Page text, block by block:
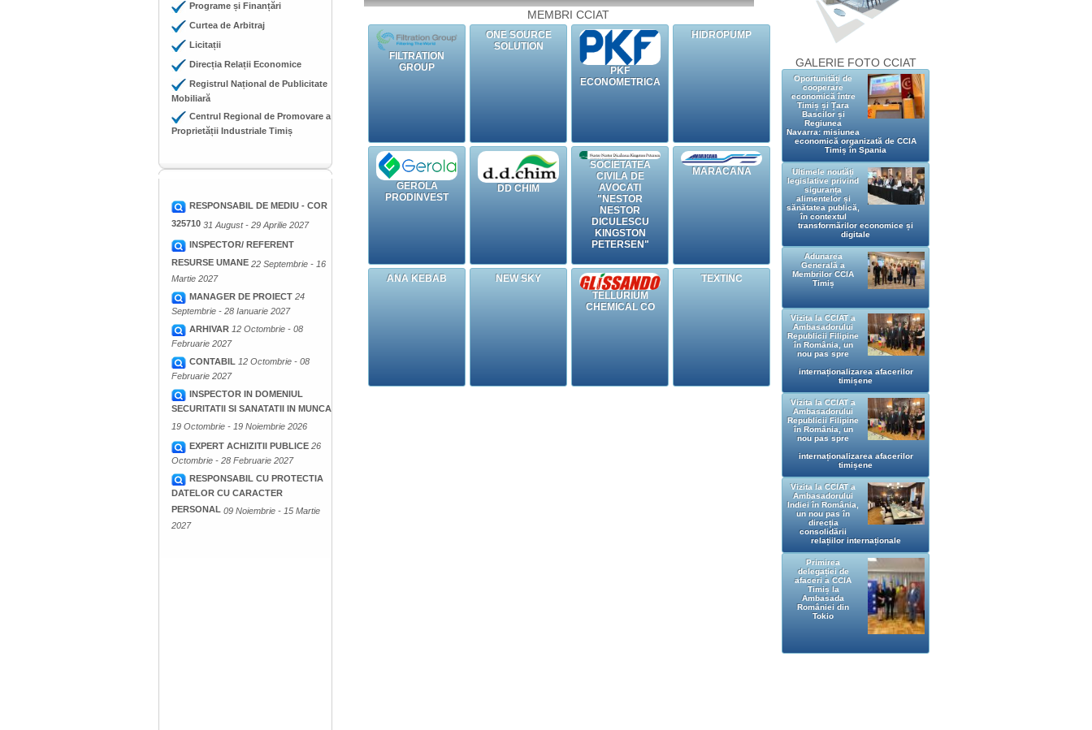
Programe și Finanțări
Curtea de Arbitraj
Licitații
Direcția Relații Economice
Registrul Național de Publicitate
Mobiliară
Centrul Regional de Promovare a
Proprietății Industriale Timiș
RESPONSABIL DE MEDIU - COR
325710 31 August - 29 Aprilie 2027
INSPECTOR/ REFERENT
RESURSE UMANE 22 Septembrie - 16
Martie 2027
MANAGER DE PROIECT 24
Septembrie - 28 Ianuarie 2027
ARHIVAR 12 Octombrie - 08
Februarie 2027
CONTABIL 12 Octombrie - 08
Februarie 2027
INSPECTOR IN DOMENIUL
SECURITATII SI SANATATII IN MUNCA
19 Octombrie - 19 Noiembrie 2026
EXPERT ACHIZITII PUBLICE 26
Octombrie - 28 Februarie 2027
RESPONSABIL CU PROTECTIA
DATELOR CU CARACTER
PERSONAL 09 Noiembrie - 15 Martie
2027
MEMBRI CCIAT
FILTRATION
GROUP
ONE SOURCE
SOLUTION
PKF
ECONOMETRICA
HIDROPUMP
GEROLA
PRODINVEST
DD CHIM
SOCIETATEA
CIVILA DE
AVOCATI
"NESTOR
NESTOR
DICULESCU
KINGSTON
PETERSEN"
MARACANA
ANA KEBAB
NEW SKY
TELLURIUM
CHEMICAL CO
TEXTINC
GALERIE FOTO CCIAT
Oportunități de
cooperare
economică între
Timiș și Țara
Bascilor și
Regiunea
Navarra: misiunea
economică organizată de CCIA
Timiș în Spania
Ultimele noutăți
legislative privind
siguranța
alimentelor și
sănătatea publică,
în contextul
transformărilor economice și
digitale
Adunarea
Generală a
Membrilor CCIA
Timiș
Vizita la CCIAT a
Ambasadorului
Republicii Filipine
în România, un
nou pas spre
internaționalizarea afacerilor
timișene
Vizita la CCIAT a
Ambasadorului
Republicii Filipine
în România, un
nou pas spre
internaționalizarea afacerilor
timișene
Vizita la CCIAT a
Ambasadorului
Indiei în România,
un nou pas în
direcția
consolidării
relațiilor internaționale
Primirea
delegației de
afaceri a CCIA
Timiș la
Ambasada
României din
Tokio